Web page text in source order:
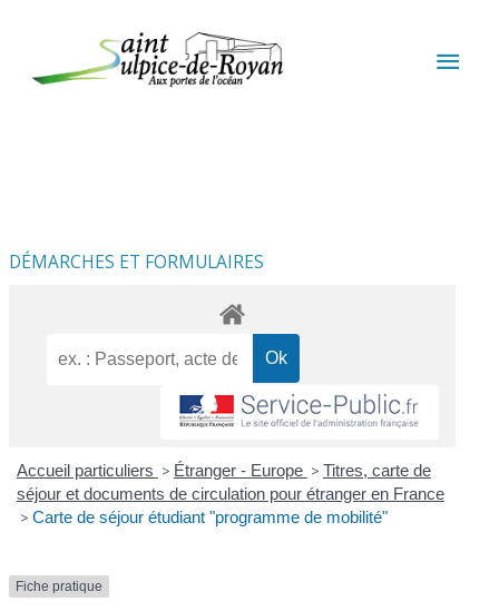
DÉMARCHES ET FORMULAIRES
Accueil particuliers > Étranger - Europe > Titres, carte de
séjour et documents de circulation pour étranger en France
> Carte de séjour étudiant "programme de mobilité"
Fiche pratique